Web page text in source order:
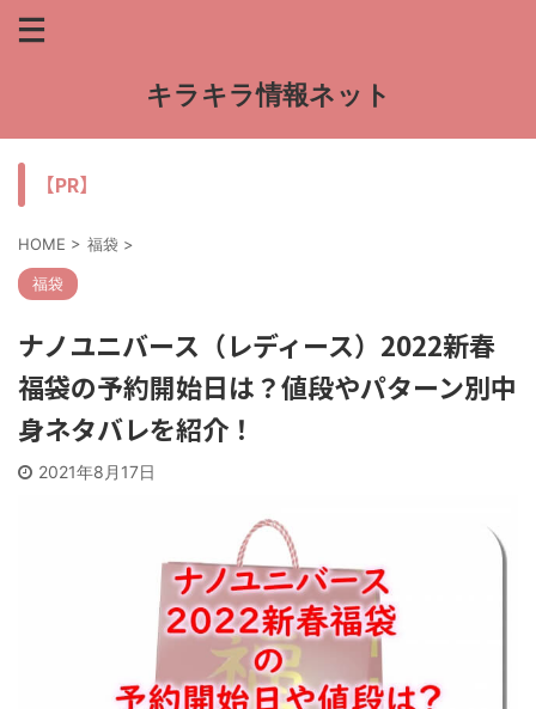
キラキラ情報ネット
【PR】
HOME > 福袋 >
福袋
ナノユニバース（レディース）2022新春
福袋の予約開始日は？値段やパターン別中
身ネタバレを紹介！
2021年8月17日